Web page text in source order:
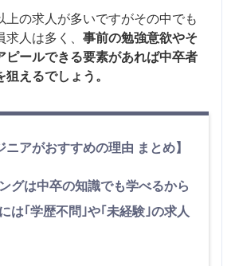
上の求人が多いですがその中でも
人は多く、 事前の勉強意欲やそ
ピールできる要素があれば中卒者
えるでしょう。
ニアがおすすめの理由 まとめ】
は中卒の知識でも学べるから
｢学歴不問｣や｢未経験｣の求人